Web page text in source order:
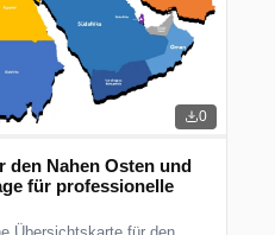
0
den Nahen Osten und
für professionelle
Übersichtskarte für den